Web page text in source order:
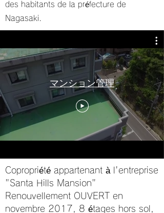
des habitants de la préfecture de
Nagasaki.
マンション管理
Copropriété appartenant à l'entreprise
"Santa Hills Mansion"
Renouvellement OUVERT en
novembre 2017, 8 étages hors sol,